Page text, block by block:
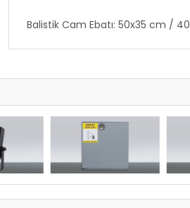
Balistik Cam Ebatı: 50x35 cm /
(dolgu+kilitli)
Seri: Rüzgar, Kar ve Yağmur
Ölçüler: 140 cm x 100 cm x
Cam Özellik: Solid Polikarbon (6